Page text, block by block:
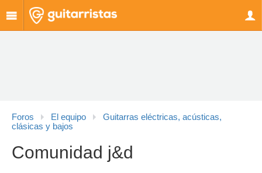
Foros El equipo
Guitarras eléctricas, acústicas,
clásicas y bajos
Comunidad j&d